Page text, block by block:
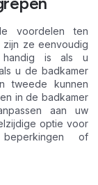
voordelen ten
ze eenvoudig
handig is als u
u de badkamer
tweede kunnen
in de badkamer
aan uw
optie voor
of